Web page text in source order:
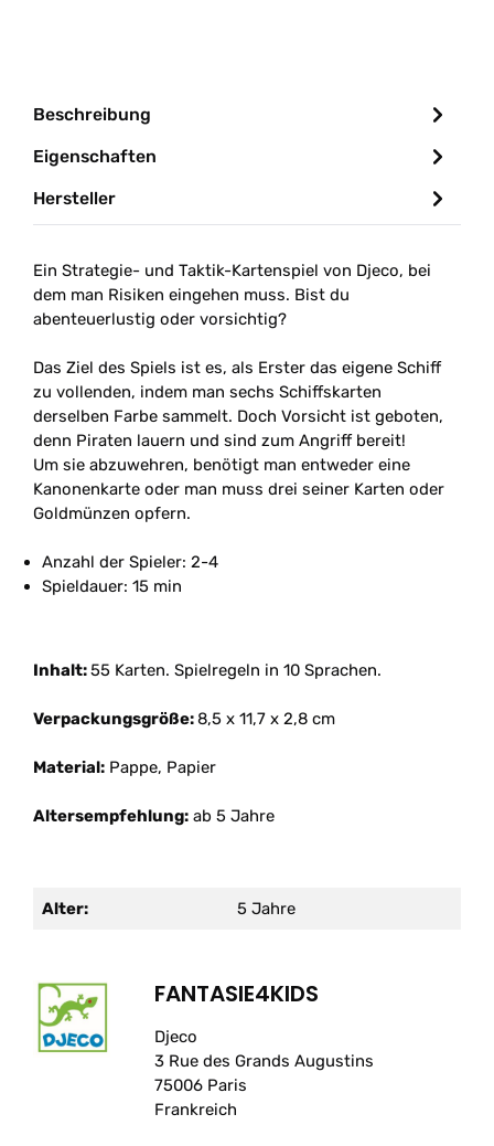
Beschreibung
Eigenschaften
Hersteller
Ein Strategie- und Taktik-Kartenspiel von Djeco, bei
dem man Risiken eingehen muss. Bist du
abenteuerlustig oder vorsichtig?
Das Ziel des Spiels ist es, als Erster das eigene Schiff
zu vollenden, indem man sechs Schiffskarten
derselben Farbe sammelt. Doch Vorsicht ist geboten,
denn Piraten lauern und sind zum Angriff bereit!
Um sie abzuwehren, benötigt man entweder eine
Kanonenkarte oder man muss drei seiner Karten oder
Goldmünzen opfern.
Anzahl der Spieler: 2-4
Spieldauer: 15 min
Inhalt:55 Karten. Spielregeln in 10 Sprachen.
Verpackungsgröße:8,5 x 11,7 x 2,8 cm
Material: Pappe, Papier
Altersempfehlung: ab 5 Jahre
Alter: 5 Jahre
FANTASIE4KIDS
Djeco
3 Rue des Grands Augustins
75006 Paris
Frankreich